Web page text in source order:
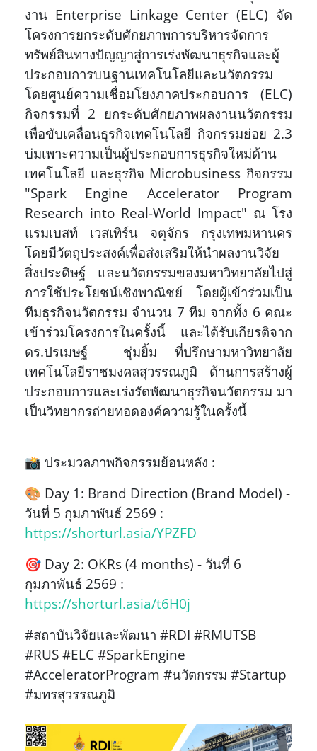
งาน Enterprise Linkage Center (ELC) จัด
โครงการยกระดับศักยภาพการบริหารจัดการ
ทรัพย์สินทางปัญญาสู่การเร่งพัฒนาธุรกิจและผู้
ประกอบการบนฐานเทคโนโลยีและนวัตกรรม
โดยศูนย์ความเชื่อมโยงภาคประกอบการ (ELC)
กิจกรรมที่ 2 ยกระดับศักยภาพผลงานนวัตกรรม
เพื่อขับเคลื่อนธุรกิจเทคโนโลยี กิจกรรมย่อย 2.3
บ่มเพาะความเป็นผู้ประกอบการธุรกิจใหม่ด้าน
เทคโนโลยี และธุรกิจ Microbusiness กิจกรรม
"Spark Engine Accelerator Program
Research into Real-World Impact" ณ โรง
แรมเบสท์ เวสเทิร์น จตุจักร กรุงเทพมหานคร
โดยมีวัตถุประสงค์เพื่อส่งเสริมให้นำผลงานวิจัย
สิ่งประดิษฐ์ และนวัตกรรมของมหาวิทยาลัยไปสู่
การใช้ประโยชน์เชิงพาณิชย์ โดยผู้เข้าร่วมเป็น
ทีมธุรกิจนวัตกรรม จำนวน 7 ทีม จากทั้ง 6 คณะ
เข้าร่วมโครงการในครั้งนี้ และได้รับเกียรติจาก
ดร.ปรเมษฐ์ ชุ่มยิ้ม ที่ปรึกษามหาวิทยาลัย
เทคโนโลยีราชมงคลสุวรรณภูมิ ด้านการสร้างผู้
ประกอบการและเร่งรัดพัฒนาธุรกิจนวัตกรรม มา
เป็นวิทยากรถ่ายทอดองค์ความรู้ในครั้งนี้
📸 ประมวลภาพกิจกรรมย้อนหลัง :
🎨 Day 1: Brand Direction (Brand Model) -
วันที่ 5 กุมภาพันธ์ 2569 :
https://shorturl.asia/YPZFD
🎯 Day 2: OKRs (4 months) - วันที่ 6
กุมภาพันธ์ 2569 :
https://shorturl.asia/t6H0j
#สถาบันวิจัยและพัฒนา #RDI #RMUTSB
#RUS #ELC #SparkEngine
#AcceleratorProgram #นวัตกรรม #Startup
#มทรสุวรรณภูมิ